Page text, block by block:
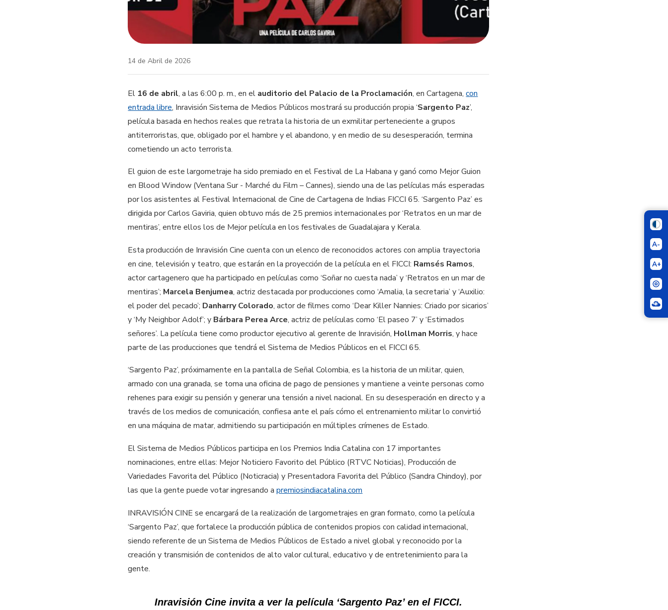
A-
A+
14 de Abril de 2026
El 16 de abril, a las 6:00 p. m., en el auditorio del Palacio de la Proclamación, en Cartagena,con
entrada libre, Inravisión Sistema de Medios Públicos mostrará su producción propia ‘Sargento Paz’,
película basada en hechos reales que retrata la historia de un exmilitar perteneciente a grupos
antiterroristas, que, obligado por el hambre y el abandono, y en medio de su desesperación, termina
cometiendo un acto terrorista.
El guion de este largometraje ha sido premiado en el Festival de La Habana y ganó como Mejor Guion
en Blood Window (Ventana Sur - Marché du Film – Cannes), siendo una de las películas más esperadas
por los asistentes al Festival Internacional de Cine de Cartagena de Indias FICCI 65. ‘Sargento Paz’ es
dirigida por Carlos Gaviria, quien obtuvo más de 25 premios internacionales por ‘Retratos en un mar de
mentiras’, entre ellos los de Mejor película en los festivales de Guadalajara y Kerala.
Esta producción de Inravisión Cine cuenta con un elenco de reconocidos actores con amplia trayectoria
en cine, televisión y teatro, que estarán en la proyección de la película en el FICCI: Ramsés Ramos,
actor cartagenero que ha participado en películas como ‘Soñar no cuesta nada’ y ‘Retratos en un mar de
mentiras’; Marcela Benjumea, actriz destacada por producciones como ‘Amalia, la secretaria’ y ‘Auxilio:
el poder del pecado’; Danharry Colorado, actor de filmes como ‘Dear Killer Nannies: Criado por sicarios’
y ‘My Neighbor Adolf’; y Bárbara Perea Arce, actriz de películas como ‘El paseo 7’ y ‘Estimados
señores’. La película tiene como productor ejecutivo al gerente de Inravisión, Hollman Morris, y hace
parte de las producciones que tendrá el Sistema de Medios Públicos en el FICCI 65.
‘Sargento Paz’, próximamente en la pantalla de Señal Colombia, es la historia de un militar, quien,
armado con una granada, se toma una oficina de pago de pensiones y mantiene a veinte personas como
rehenes para exigir su pensión y generar una tensión a nivel nacional. En su desesperación en directo y a
través de los medios de comunicación, confiesa ante el país cómo el entrenamiento militar lo convirtió
en una máquina de matar, admitiendo su participación en múltiples crímenes de Estado.
El Sistema de Medios Públicos participa en los Premios India Catalina con 17 importantes
nominaciones, entre ellas: Mejor Noticiero Favorito del Público (RTVC Noticias), Producción de
Variedades Favorita del Público (Noticracia) y Presentadora Favorita del Público (Sandra Chindoy), por
las que la gente puede votar ingresando apremiosindiacatalina.com
INRAVISIÓN CINE se encargará de la realización de largometrajes en gran formato, como la película
‘Sargento Paz’, que fortalece la producción pública de contenidos propios con calidad internacional,
siendo referente de un Sistema de Medios Públicos de Estado a nivel global y reconocido por la
creación y transmisión de contenidos de alto valor cultural, educativo y de entretenimiento para la
gente.
Inravisión Cine invita a ver la película ‘Sargento Paz’ en el FICCI.